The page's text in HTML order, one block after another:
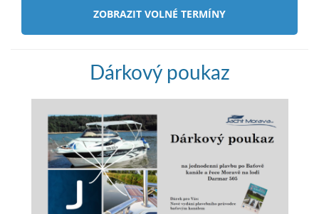
ZOBRAZIT VOLNÉ TERMÍNY
Dárkový poukaz